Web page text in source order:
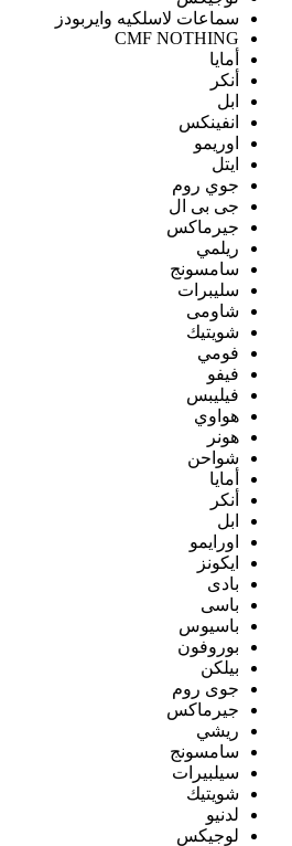
سماعات لاسلكيه وايربودز
CMF NOTHING
أمايا
أنكر
ابل
انفينكس
اوريمو
ايتل
جوي روم
جى بى ال
جيرماكس
ريلمي
سامسونج
سليبرات
شاومى
شويتيك
فومي
فيفو
فيليبس
هواوي
هونر
شواحن
أمايا
أنكر
ابل
اورايمو
ايكونز
بادى
باسى
باسيوس
بوروفون
بيلكن
جوى روم
جيرماكس
ريشي
سامسونج
سيلبيرات
شويتيك
لدنيو
لوجيكس